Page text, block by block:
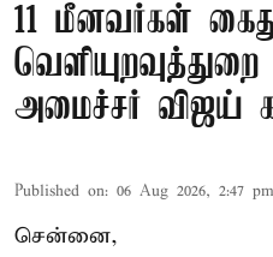
11 மீனவர்கள்
வெளியுறவுத்துறை
அமைச்சர் விஜய்
Published on: 06 Aug 2026, 2:47 pm
சென்னை,